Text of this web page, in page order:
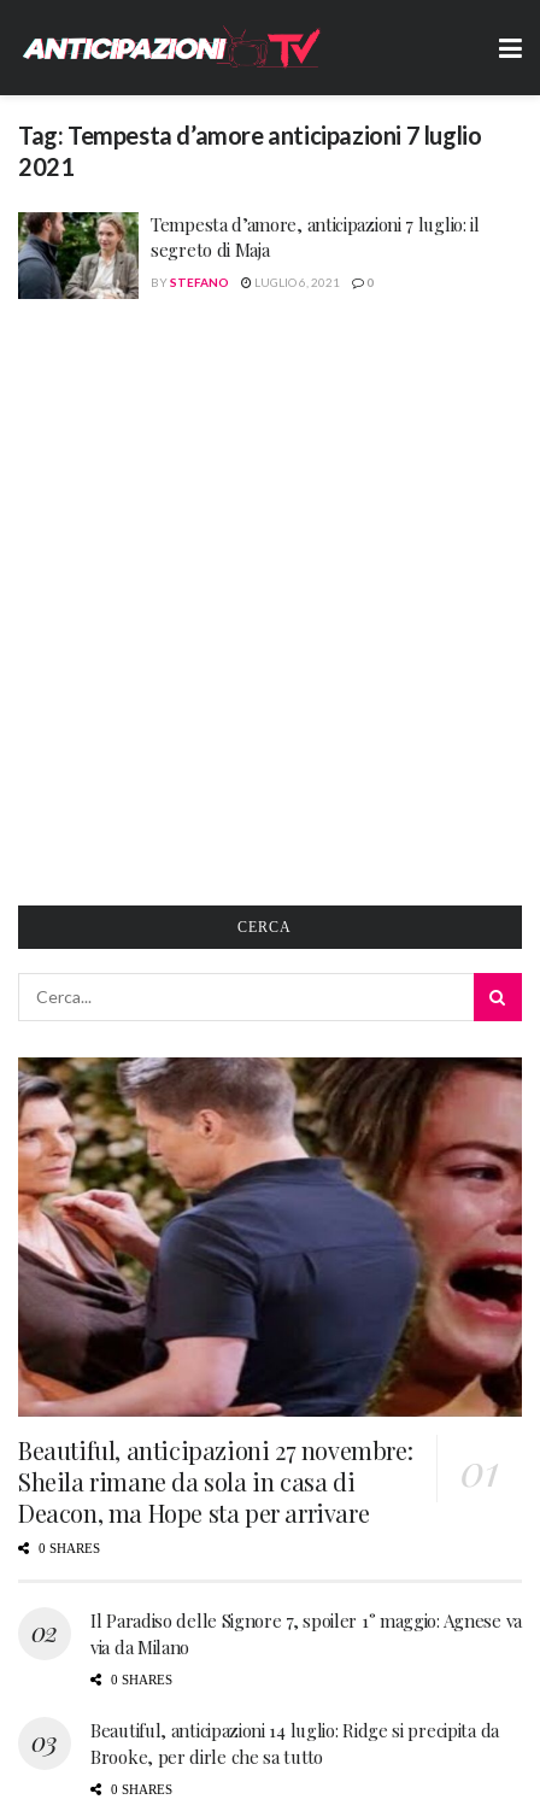
Tag: Tempesta d’amore anticipazioni 7 luglio
2021
Tempesta d’amore, anticipazioni 7 luglio: il
segreto di Maja
BYSTEFANO LUGLIO 6, 2021 0
CERCA
Beautiful, anticipazioni 27 novembre:
Sheila rimane da sola in casa di
Deacon, ma Hope sta per arrivare
0 SHARES
Il Paradiso delle Signore 7, spoiler 1° maggio: Agnese va
via da Milano
0 SHARES
Beautiful, anticipazioni 14 luglio: Ridge si precipita da
Brooke, per dirle che sa tutto
0 SHARES